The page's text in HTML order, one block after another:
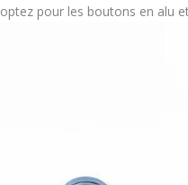
optez pour les boutons en alu